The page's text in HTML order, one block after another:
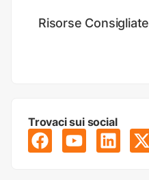
Risorse Consigliate
Trovaci sui social